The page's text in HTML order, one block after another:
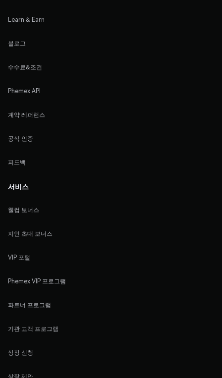
Learn & Earn
블로그
수수료&조건
Phemex API
계약 레퍼런스
공식 인증
피드백
서비스
웰컴 보너스
지인 초대 보너스
VIP 포털
Phemex VIP 프로그램
파트너 프로그램
기관 고객 프로그램
상장 신청
상장 제안